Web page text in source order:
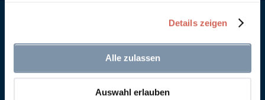
Details zeigen
Alle zulassen
Auswahl erlauben
Anna von Mangoldt GmbH & Co. KG